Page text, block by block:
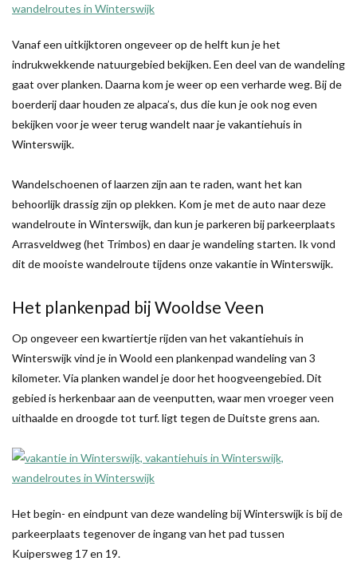
Vanaf een uitkijktoren ongeveer op de helft kun je het
indrukwekkende natuurgebied bekijken. Een deel van de wandeling
gaat over planken. Daarna kom je weer op een verharde weg. Bij de
boerderij daar houden ze alpaca’s, dus die kun je ook nog even
bekijken voor je weer terug wandelt naar je vakantiehuis in
Winterswijk.
Wandelschoenen of laarzen zijn aan te raden, want het kan
behoorlijk drassig zijn op plekken. Kom je met de auto naar deze
wandelroute in Winterswijk, dan kun je parkeren bij parkeerplaats
Arrasveldweg (het Trimbos) en daar je wandeling starten. Ik vond
dit de mooiste wandelroute tijdens onze vakantie in Winterswijk.
Het plankenpad bij Wooldse Veen
Op ongeveer een kwartiertje rijden van het vakantiehuis in
Winterswijk vind je in Woold een plankenpad wandeling van 3
kilometer. Via planken wandel je door het hoogveengebied. Dit
gebied is herkenbaar aan de veenputten, waar men vroeger veen
uithaalde en droogde tot turf. ligt tegen de Duitste grens aan.
Het begin- en eindpunt van deze wandeling bij Winterswijk is bij de
parkeerplaats tegenover de ingang van het pad tussen
Kuipersweg 17 en 19.